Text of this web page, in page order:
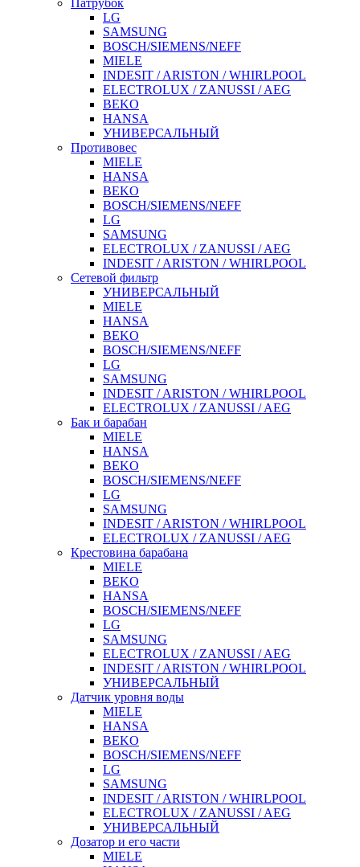
Патрубок
LG
SAMSUNG
BOSCH/SIEMENS/NEFF
MIELE
INDESIT / ARISTON / WHIRLPOOL
ELECTROLUX / ZANUSSI / AEG
BEKO
HANSA
УНИВЕРСАЛЬНЫЙ
Противовес
MIELE
HANSA
BEKO
BOSCH/SIEMENS/NEFF
LG
SAMSUNG
ELECTROLUX / ZANUSSI / AEG
INDESIT / ARISTON / WHIRLPOOL
Сетевой фильтр
УНИВЕРСАЛЬНЫЙ
MIELE
HANSA
BEKO
BOSCH/SIEMENS/NEFF
LG
SAMSUNG
INDESIT / ARISTON / WHIRLPOOL
ELECTROLUX / ZANUSSI / AEG
Бак и барабан
MIELE
HANSA
BEKO
BOSCH/SIEMENS/NEFF
LG
SAMSUNG
INDESIT / ARISTON / WHIRLPOOL
ELECTROLUX / ZANUSSI / AEG
Крестовина барабана
MIELE
BEKO
HANSA
BOSCH/SIEMENS/NEFF
LG
SAMSUNG
ELECTROLUX / ZANUSSI / AEG
INDESIT / ARISTON / WHIRLPOOL
УНИВЕРСАЛЬНЫЙ
Датчик уровня воды
MIELE
HANSA
BEKO
BOSCH/SIEMENS/NEFF
LG
SAMSUNG
INDESIT / ARISTON / WHIRLPOOL
ELECTROLUX / ZANUSSI / AEG
УНИВЕРСАЛЬНЫЙ
Дозатор и его части
MIELE